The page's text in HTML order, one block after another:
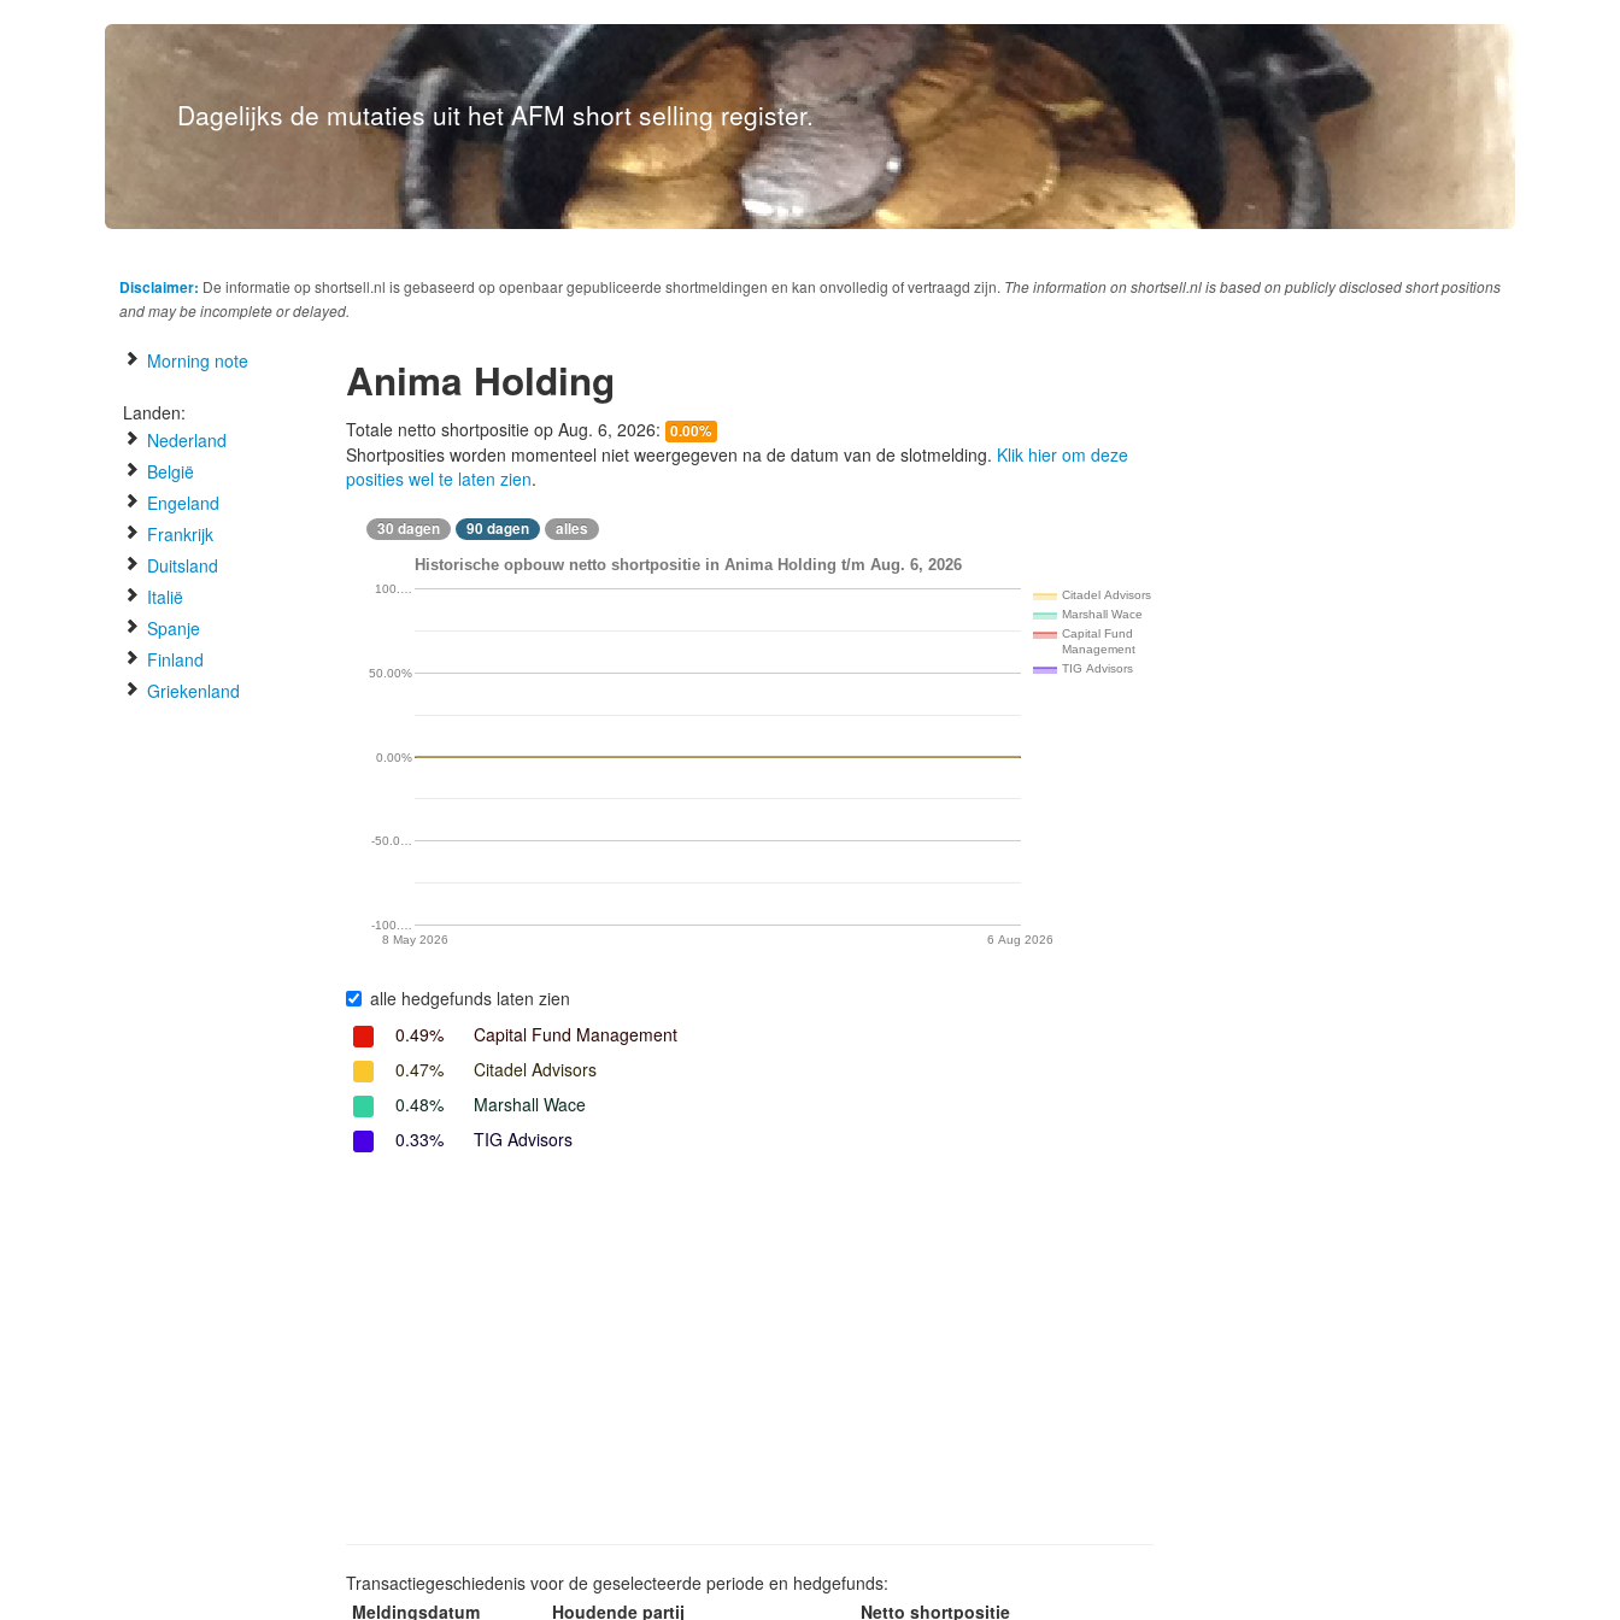
Dagelijks de mutaties uit het AFM short selling register.
Disclaimer: De informatie op shortsell.nl is gebaseerd op openbaar gepubliceerde shortmeldingen en kan onvolledig of vertraagd zijn. The information on shortsell.nl is based on publicly disclosed short positions
and may be incomplete or delayed.
Morning note
Landen:
Nederland
België
Engeland
Frankrijk
Duitsland
Italië
Spanje
Finland
Griekenland
Anima Holding
Totale netto shortpositie op Aug. 6, 2026: 0.00%
Shortposities worden momenteel niet weergegeven na de datum van de slotmelding. Klik hier om deze
posities wel te laten zien.
30 dagen 90 dagen alles
Historische opbouw netto shortpositie in Anima Holding t/m Aug. 6, 2026
Citadel Advisors
Marshall Wace
Capital Fund
Management
TIG Advisors
8 May 2026 6 Aug 2026
-100.…
-50.0…
0.00%
50.00%
100.…
alle hedgefunds laten zien
0.49%
Capital Fund Management
0.47%
Citadel Advisors
0.48%
Marshall Wace
0.33%
TIG Advisors
Transactiegeschiedenis voor de geselecteerde periode en hedgefunds:
Meldingsdatum
Houdende partij Netto shortpositie